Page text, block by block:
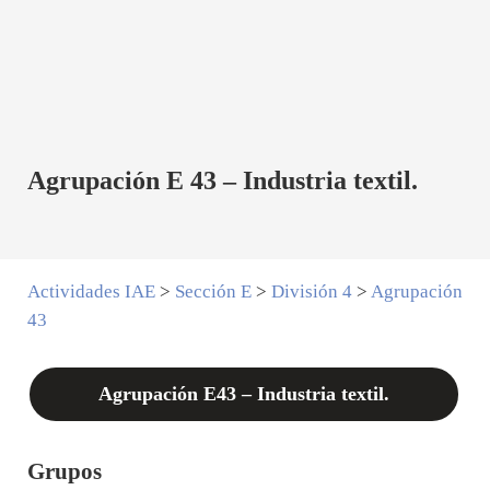
Agrupación E 43 – Industria textil.
Actividades IAE> Sección E> División 4> Agrupación
43
Agrupación E43 – Industria textil.
Grupos